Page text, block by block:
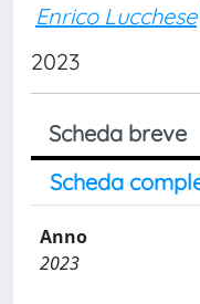
Enrico Lucchese
2023
Scheda breve
Scheda
Anno
2023